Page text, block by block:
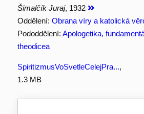
Šimalčík Juraj, 1932
Oddělení: Obrana víry a katolická
Pododdělení: Apologetika,
theodicea
SpiritizmusVoSvetleCelejPra...,
1.3 MB